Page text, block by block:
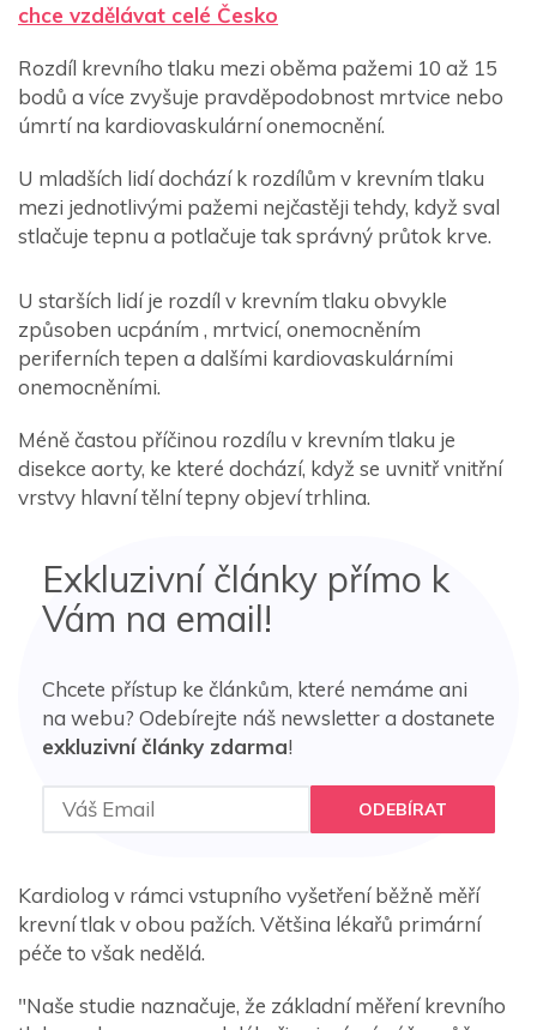
chce vzdělávat celé Česko
Rozdíl krevního tlaku mezi oběma pažemi 10 až 15
bodů a více zvyšuje pravděpodobnost mrtvice nebo
úmrtí na kardiovaskulární onemocnění.
U mladších lidí dochází k rozdílům v krevním tlaku
mezi jednotlivými pažemi nejčastěji tehdy, když sval
stlačuje tepnu a potlačuje tak správný průtok krve.
U starších lidí je rozdíl v krevním tlaku obvykle
způsoben ucpáním , mrtvicí, onemocněním
periferních tepen a dalšími kardiovaskulárními
onemocněními.
Méně častou příčinou rozdílu v krevním tlaku je
disekce aorty, ke které dochází, když se uvnitř vnitřní
vrstvy hlavní tělní tepny objeví trhlina.
Exkluzivní články přímo k
Vám na email!
Chcete přístup ke článkům, které nemáme ani
na webu? Odebírejte náš newsletter a dostanete
exkluzivní články zdarma!
ODEBÍRAT
Kardiolog v rámci vstupního vyšetření běžně měří
krevní tlak v obou pažích. Většina lékařů primární
péče to však nedělá.
"Naše studie naznačuje, že základní měření krevního